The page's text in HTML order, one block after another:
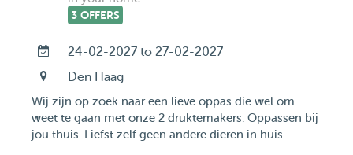
3 OFFERS
24-02-2027 to 27-02-2027
Den Haag
Wij zijn op zoek naar een lieve oppas die wel om
weet te gaan met onze 2 druktemakers. Oppassen bij
jou thuis. Liefst zelf geen andere dieren in huis....